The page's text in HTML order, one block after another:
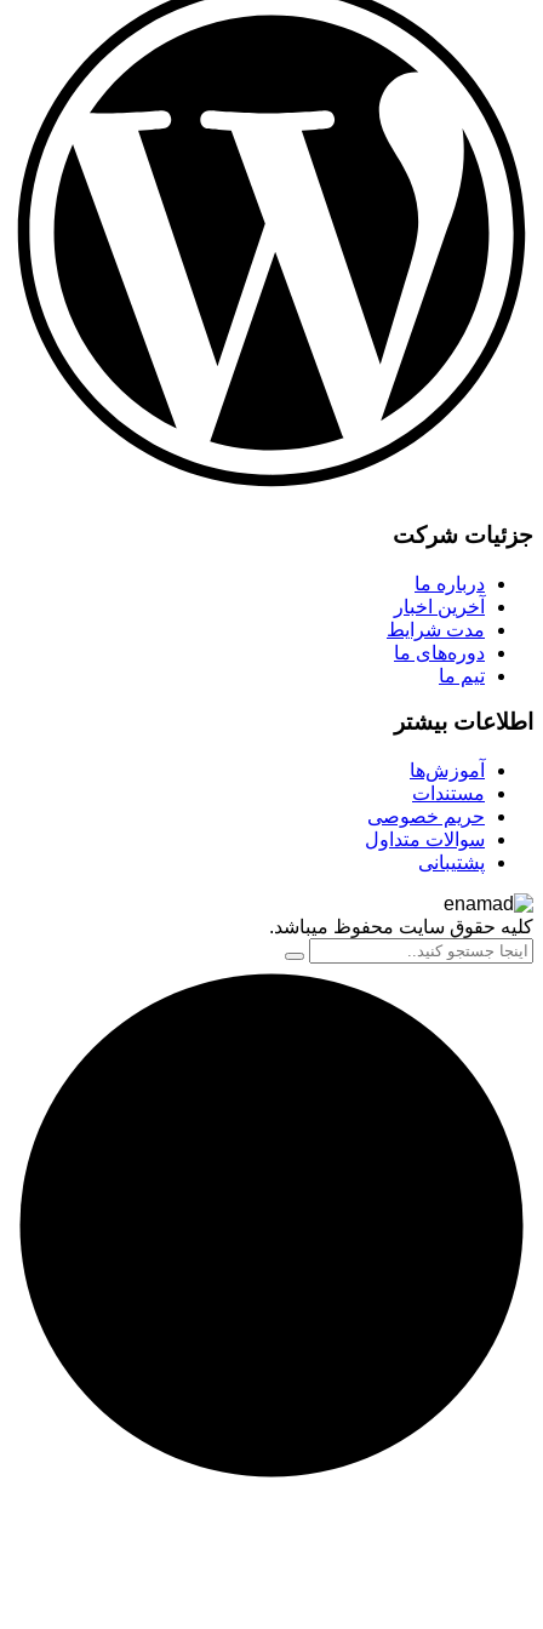
شرکت
درباره ما
آخرین اخبار
مدت شرایط
دوره‌های ما
تیم ما
بیشتر
آموزش‌ها
مستندات
حریم خصوصی
سوالات متداول
پشتیبانی
حقوق سایت محفوظ میباشد.